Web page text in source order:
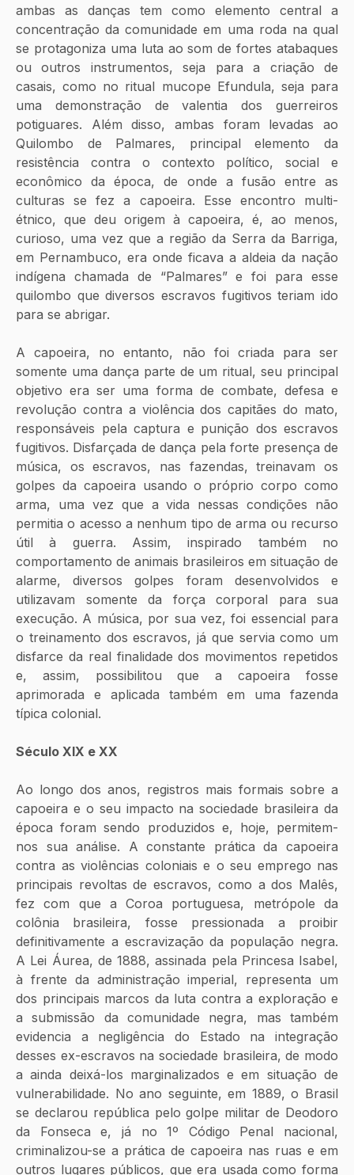
ambas as danças tem como elemento central a
concentração da comunidade em uma roda na qual
se protagoniza uma luta ao som de fortes atabaques
ou outros instrumentos, seja para a criação de
casais, como no ritual mucope Efundula, seja para
uma demonstração de valentia dos guerreiros
potiguares. Além disso, ambas foram levadas ao
Quilombo de Palmares, principal elemento da
resistência contra o contexto político, social e
econômico da época, de onde a fusão entre as
culturas se fez a capoeira. Esse encontro multi-
étnico, que deu origem à capoeira, é, ao menos,
curioso, uma vez que a região da Serra da Barriga,
em Pernambuco, era onde ficava a aldeia da nação
indígena chamada de “Palmares” e foi para esse
quilombo que diversos escravos fugitivos teriam ido
para se abrigar.
A capoeira, no entanto, não foi criada para ser
somente uma dança parte de um ritual, seu principal
objetivo era ser uma forma de combate, defesa e
revolução contra a violência dos capitães do mato,
responsáveis pela captura e punição dos escravos
fugitivos. Disfarçada de dança pela forte presença de
música, os escravos, nas fazendas, treinavam os
golpes da capoeira usando o próprio corpo como
arma, uma vez que a vida nessas condições não
permitia o acesso a nenhum tipo de arma ou recurso
útil à guerra. Assim, inspirado também no
comportamento de animais brasileiros em situação de
alarme, diversos golpes foram desenvolvidos e
utilizavam somente da força corporal para sua
execução. A música, por sua vez, foi essencial para
o treinamento dos escravos, já que servia como um
disfarce da real finalidade dos movimentos repetidos
e, assim, possibilitou que a capoeira fosse
aprimorada e aplicada também em uma fazenda
típica colonial.
Século XIX e XX
Ao longo dos anos, registros mais formais sobre a
capoeira e o seu impacto na sociedade brasileira da
época foram sendo produzidos e, hoje, permitem-
nos sua análise. A constante prática da capoeira
contra as violências coloniais e o seu emprego nas
principais revoltas de escravos, como a dos Malês,
fez com que a Coroa portuguesa, metrópole da
colônia brasileira, fosse pressionada a proibir
definitivamente a escravização da população negra.
A Lei Áurea, de 1888, assinada pela Princesa Isabel,
à frente da administração imperial, representa um
dos principais marcos da luta contra a exploração e
a submissão da comunidade negra, mas também
evidencia a negligência do Estado na integração
desses ex-escravos na sociedade brasileira, de modo
a ainda deixá-los marginalizados e em situação de
vulnerabilidade. No ano seguinte, em 1889, o Brasil
se declarou república pelo golpe militar de Deodoro
da Fonseca e, já no 1º Código Penal nacional,
criminalizou-se a prática de capoeira nas ruas e em
outros lugares públicos, que era usada como forma